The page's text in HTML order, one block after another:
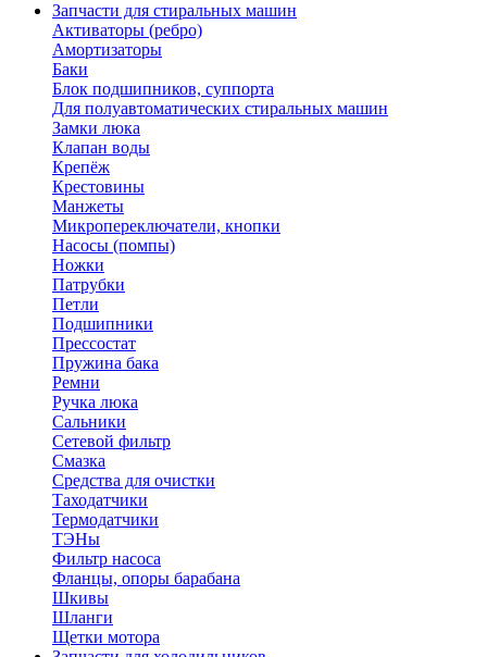
Запчасти для стиральных машин
Активаторы (ребро)
Амортизаторы
Баки
Блок подшипников, суппорта
Для полуавтоматических стиральных машин
Замки люка
Клапан воды
Крепёж
Крестовины
Манжеты
Микропереключатели, кнопки
Насосы (помпы)
Ножки
Патрубки
Петли
Подшипники
Прессостат
Пружина бака
Ремни
Ручка люка
Сальники
Сетевой фильтр
Смазка
Средства для очистки
Таходатчики
Термодатчики
ТЭНы
Фильтр насоса
Фланцы, опоры барабана
Шкивы
Шланги
Щетки мотора